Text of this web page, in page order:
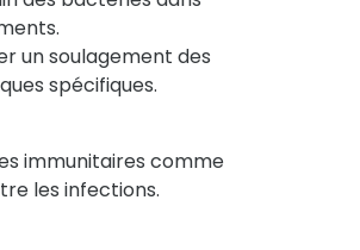
un soulagement des
spécifiques.
immunitaires comme
les infections.